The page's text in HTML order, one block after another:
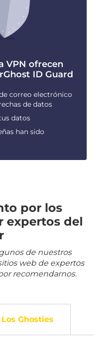
VPN ofrecen
ID Guard
correo electrónico
de datos
datos
han sido
por los
expertos del
de nuestros
web de expertos
recomendarnos.
Los Ghosties